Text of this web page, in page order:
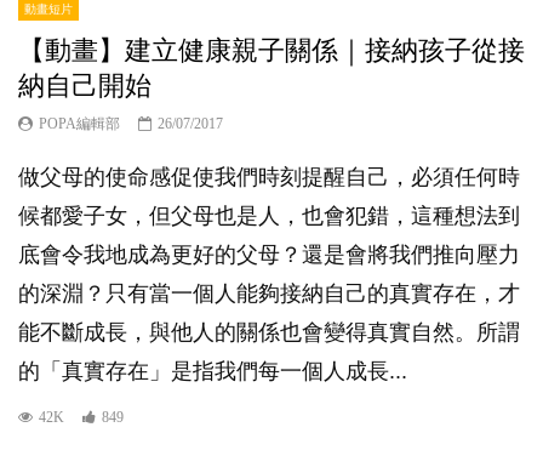
動畫短片
【動畫】建立健康親子關係｜接納孩子從接
納自己開始
POPA編輯部 26/07/2017
做父母的使命感促使我們時刻提醒自己，必須任何時
候都愛子女，但父母也是人，也會犯錯，這種想法到
底會令我地成為更好的父母？還是會將我們推向壓力
的深淵？只有當一個人能夠接納自己的真實存在，才
能不斷成長，與他人的關係也會變得真實自然。所謂
的「真實存在」是指我們每一個人成長...
42K 849